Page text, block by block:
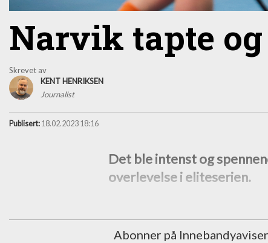
Narvik tapte
Skrevet av
KENT HENRIKSEN
Journalist
Publisert: 18.02.2023 18:16
Det ble intenst og
overlevelse i eliteserien.
Abonner på